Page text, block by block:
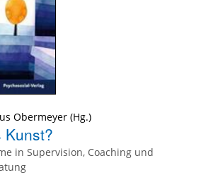
Obermeyer
Kunst?
in Supervision, Coaching und